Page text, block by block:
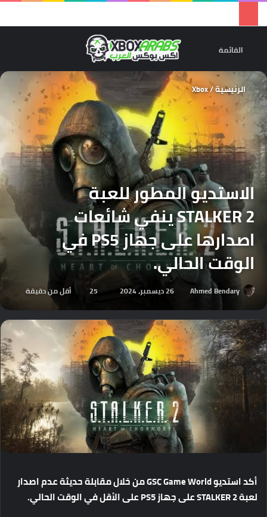
القائمة
الرئيسية/
Xbox
الاستديو المطور للعبة
STALKER 2 ينفي شائعات
اصدارها على جهاز PS5 في
الوقت الحالي.
Ahmed Bendary 26 ديسمبر، 2024 25 أقل من دقيقة
أكداستديو منخلالمقابلةحديثةعدماصدار
لعبة
علىجهاز علىالأقلفيالوقتالحالي.